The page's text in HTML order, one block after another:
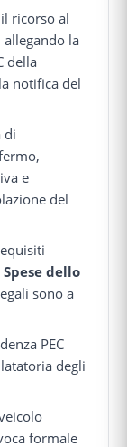
ricorso al
allegando la
della
notifica del
di
e
del
dello
sono a
PEC
degli
formale